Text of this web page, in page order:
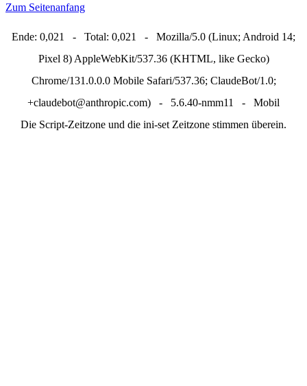
Zum Seitenanfang
Ende: 0,021 - Total: 0,021 - Mozilla/5.0 (Linux; Android 14;
Pixel 8) AppleWebKit/537.36 (KHTML, like Gecko)
Chrome/131.0.0.0 Mobile Safari/537.36; ClaudeBot/1.0;
+claudebot@anthropic.com) - 5.6.40-nmm11 - Mobil
Die Script-Zeitzone und die ini-set Zeitzone stimmen überein.